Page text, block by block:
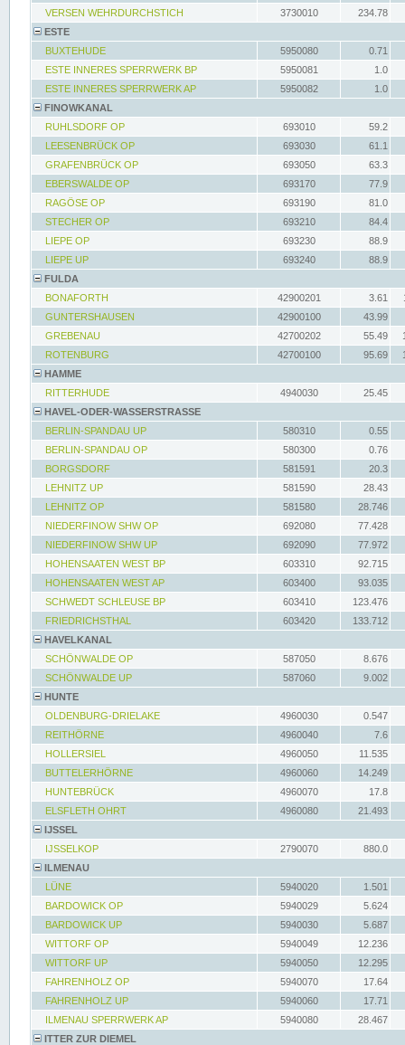
VERSEN WEHRDURCHSTICH
3730010
234.78
ESTE
BUXTEHUDE
5950080
0.71
ESTE INNERES SPERRWERK BP
5950081
1.0
ESTE INNERES SPERRWERK AP
5950082
1.0
FINOWKANAL
RUHLSDORF OP
693010
59.2
LEESENBRÜCK OP
693030
61.1
GRAFENBRÜCK OP
693050
63.3
EBERSWALDE OP
693170
77.9
RAGÖSE OP
693190
81.0
STECHER OP
693210
84.4
LIEPE OP
693230
88.9
LIEPE UP
693240
88.9
FULDA
BONAFORTH
42900201 3.61
GUNTERSHAUSEN
42900100
43.99
GREBENAU
42700202 55.49
ROTENBURG
42700100 95.69
HAMME
RITTERHUDE
4940030
25.45
HAVEL-ODER-WASSERSTRASSE
BERLIN-SPANDAU UP
580310
0.55
BERLIN-SPANDAU OP
580300
0.76
BORGSDORF
581591
20.3
LEHNITZ UP
581590
28.43
LEHNITZ OP
581580
28.746
NIEDERFINOW SHW OP
692080
77.428
NIEDERFINOW SHW UP
692090
77.972
HOHENSAATEN WEST BP
603310
92.715
HOHENSAATEN WEST AP
603400
93.035
SCHWEDT SCHLEUSE BP
603410
123.476
FRIEDRICHSTHAL
603420
133.712
HAVELKANAL
SCHÖNWALDE OP
587050
8.676
SCHÖNWALDE UP
587060
9.002
HUNTE
OLDENBURG-DRIELAKE
4960030
0.547
REITHÖRNE
4960040
7.6
HOLLERSIEL
4960050
11.535
BUTTELERHÖRNE
4960060
14.249
HUNTEBRÜCK
4960070
17.8
ELSFLETH OHRT
4960080
21.493
IJSSEL
IJSSELKOP
2790070
880.0
ILMENAU
LÜNE
5940020
1.501
BARDOWICK OP
5940029
5.624
BARDOWICK UP
5940030
5.687
WITTORF OP
5940049
12.236
WITTORF UP
5940050
12.295
FAHRENHOLZ OP
5940070
17.64
FAHRENHOLZ UP
5940060
17.71
ILMENAU SPERRWERK AP
5940080
28.467
ITTER ZUR DIEMEL